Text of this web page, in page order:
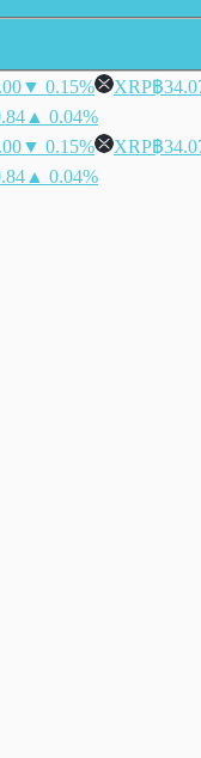
▼ 0.15% XRP฿
▲ 0.04%
▼ 0.15% XRP฿
▲ 0.04%